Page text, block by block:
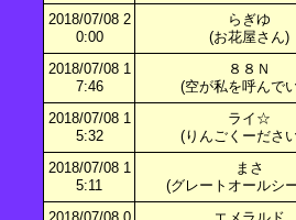
2018/07/08 2
0:00
らぎゆ
(お花屋さん)
2018/07/08 1
7:46
８８Ｎ
(空が私を呼んで
2018/07/08 1
5:32
ライ☆
(りんごくーださ
2018/07/08 1
5:11
まさ
(グレートオールシ